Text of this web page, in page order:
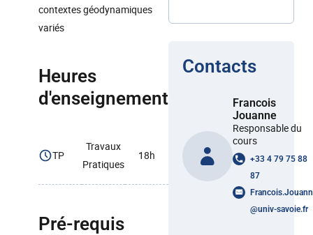
contextes géodynamiques
variés
Heures
d'enseignement
TP
Travaux
Pratiques
18h
Pré-requis
Contacts
Francois
Jouanne
Responsable du
cours
+33 4 79 75 88
87
@univ-savoie.fr